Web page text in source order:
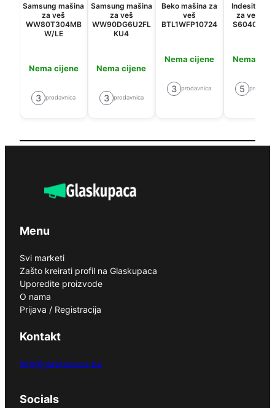
Samsung mašina
za veš
WW80T304MB
W/LE
Nema cijene
3 prodavnica
Samsung mašina
za veš
WW90DG6U2FL
KU4
Nema cijene
3 prodavnica
Beko mašina za
veš
BTL1WFP10724
Nema cijene
3 prodavnica
Indesit
za veš
S60400
Nema
5
Menu
Svi marketi
Zašto kreirati profil na Glaskupaca
Uporedite proizvode
O nama
Prijava / Registracija
Kontakt
info@glaskupaca.ba
Socials